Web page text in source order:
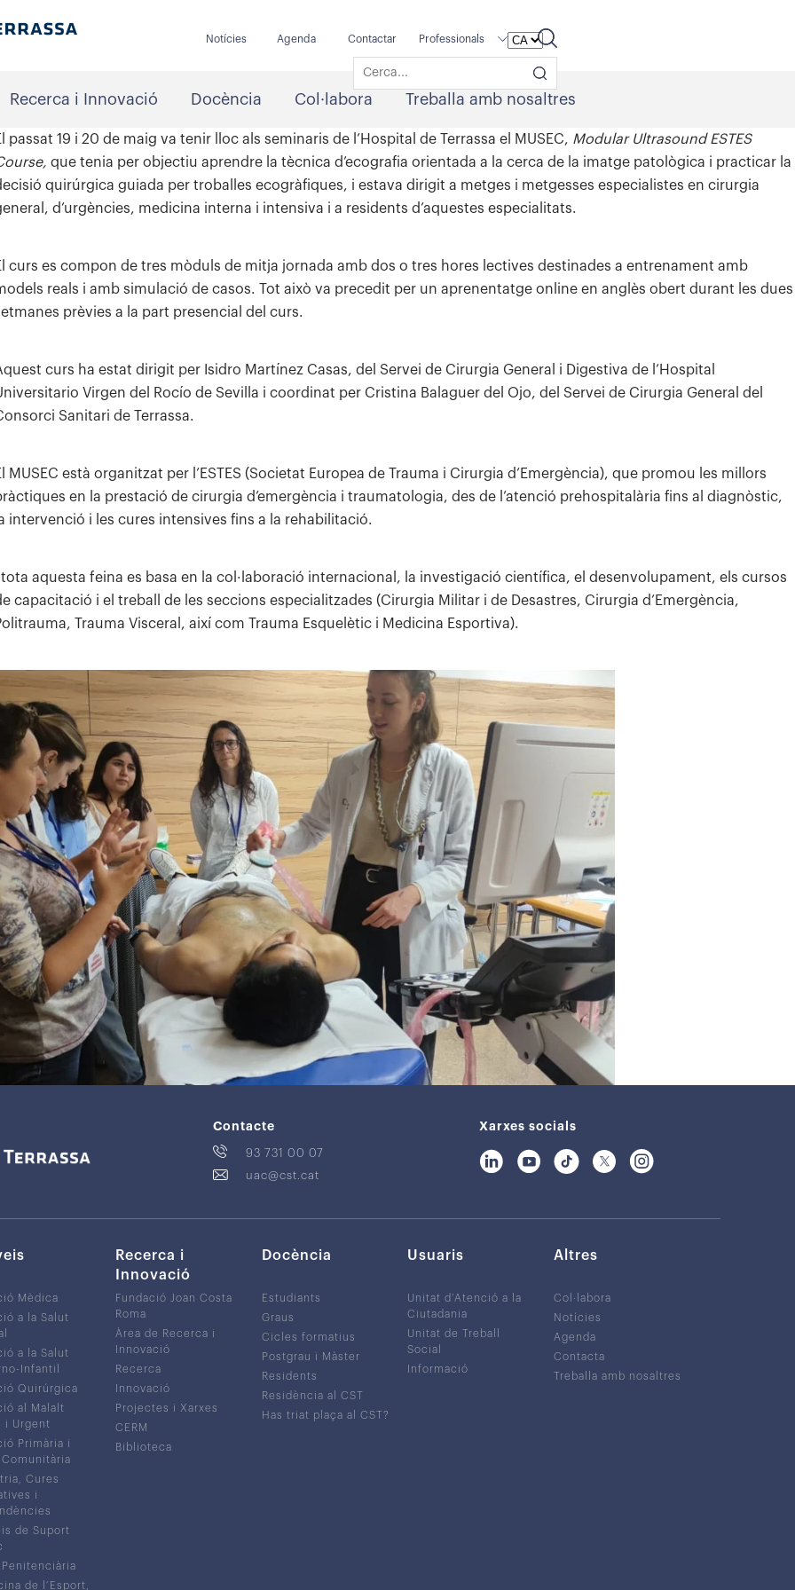
Notícies Agenda Contactar Professionals
Recerca i Innovació Docència Col·labora Treballa amb nosaltres
passat 19 i 20 de maig va tenir lloc als seminaris de l’Hospital de Terrassa el MUSEC, Modular Ultrasound ESTES
que tenia per objectiu aprendre la tècnica d’ecografia orientada a la cerca de la imatge patològica i practicar la
quirúrgica guiada per troballes ecogràfiques, i estava dirigit a metges i metgesses especialistes en cirurgia
d’urgències, medicina interna i intensiva i a residents d’aquestes especialitats.
curs es compon de tres mòduls de mitja jornada amb dos o tres hores lectives destinades a entrenament amb
reals i amb simulació de casos. Tot això va precedit per un aprenentatge online en anglès obert durant les dues
prèvies a la part presencial del curs.
curs ha estat dirigit per Isidro Martínez Casas, del Servei de Cirurgia General i Digestiva de l’Hospital
Virgen del Rocío de Sevilla i coordinat per Cristina Balaguer del Ojo, del Servei de Cirurgia General del
Sanitari de Terrassa.
MUSEC està organitzat per l’ESTES (Societat Europea de Trauma i Cirurgia d’Emergència), que promou les millors
en la prestació de cirurgia d’emergència i traumatologia, des de l’atenció prehospitalària fins al diagnòstic,
intervenció i les cures intensives fins a la rehabilitació.
aquesta feina es basa en la col·laboració internacional, la investigació científica, el desenvolupament, els cursos
capacitació i el treball de les seccions especialitzades (Cirurgia Militar i de Desastres, Cirurgia d’Emergència,
Trauma Visceral, així com Trauma Esquelètic i Medicina Esportiva).
Contacte
93 731 00 07
uac@cst.cat
Xarxes socials
Mèdica
a la Salut
a la Salut
Infantil
Quirúrgica
al Malalt
i Urgent
Primària i
Cures
i
de Suport
de l’Esport,
Recerca i
Innovació
Fundació Joan Costa
Roma
Àrea de Recerca i
Innovació
Recerca
Innovació
Projectes i Xarxes
CERM
Biblioteca
Docència
Estudiants
Graus
Cicles formatius
Postgrau i Màster
Residents
Residència al CST
Has triat plaça al CST?
Usuaris
Unitat d’Atenció a la
Ciutadania
Unitat de Treball
Social
Informació
Altres
Col·labora
Notícies
Agenda
Contacta
Treballa amb nosaltres